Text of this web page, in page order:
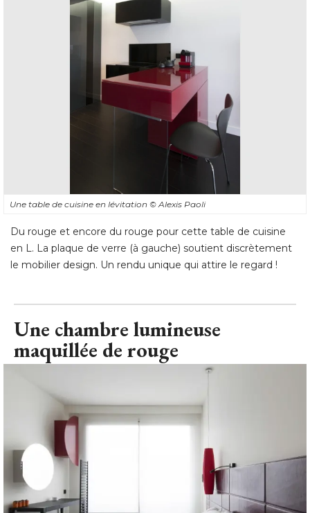
Une table de cuisine en lévitation © Alexis Paoli
Du rouge et encore du rouge pour cette table de cuisine
en L. La plaque de verre (à gauche) soutient discrètement
le mobilier design. Un rendu unique qui attire le regard !
Une chambre lumineuse
maquillée de rouge